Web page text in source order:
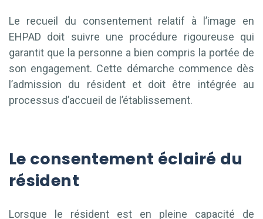
Le recueil du consentement relatif à l’image en
EHPAD doit suivre une procédure rigoureuse qui
garantit que la personne a bien compris la portée de
son engagement. Cette démarche commence dès
l’admission du résident et doit être intégrée au
processus d’accueil de l’établissement.
Le consentement éclairé du
résident
Lorsque le résident est en pleine capacité de